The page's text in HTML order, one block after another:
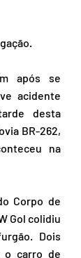
após se
acidente
desta
BR-262,
na
Corpo de
Gol colidiu
Dois
o carro de